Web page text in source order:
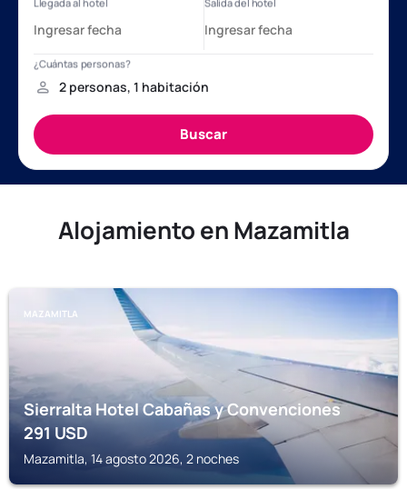
Alojamiento en Mazamitla
MAZAMITLA
Sierralta Hotel Cabañas y Convenciones
291USD
Mazamitla, 14 agosto 2026, 2 noches